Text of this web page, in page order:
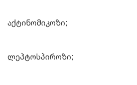
აქტინომიკოზი;
ლეპტოსპიროზი;